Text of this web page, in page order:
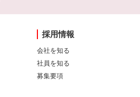
採用情報
会社を知る
社員を知る
募集要項